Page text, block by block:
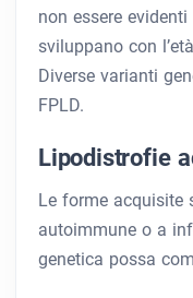
non essere
sviluppano con
Diverse varianti
FPLD.
Lipodistrofie
Le forme acquisite
autoimmune o a
genetica possa